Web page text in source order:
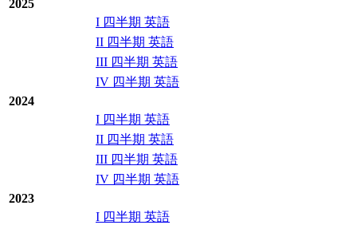
2025
I 四半期 英語
II 四半期 英語
III 四半期 英語
IV 四半期 英語
2024
I 四半期 英語
II 四半期 英語
III 四半期 英語
IV 四半期 英語
2023
I 四半期 英語